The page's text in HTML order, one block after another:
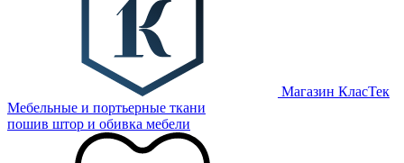
Магазин КласТек
Мебельные и портьерные ткани
пошив штор и обивка мебели